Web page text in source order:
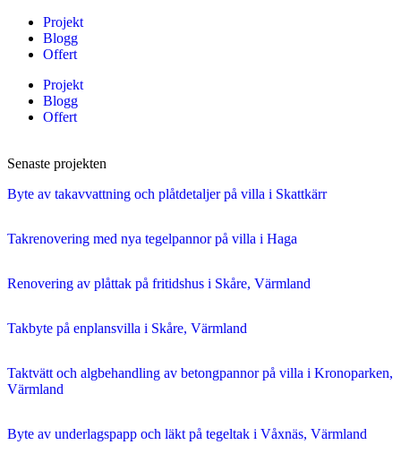
Projekt
Blogg
Offert
Projekt
Blogg
Offert
Senaste projekten
Byte av takavvattning och plåtdetaljer på villa i Skattkärr
Takrenovering med nya tegelpannor på villa i Haga
Renovering av plåttak på fritidshus i Skåre, Värmland
Takbyte på enplansvilla i Skåre, Värmland
Taktvätt och algbehandling av betongpannor på villa i Kronoparken,
Värmland
Byte av underlagspapp och läkt på tegeltak i Våxnäs, Värmland